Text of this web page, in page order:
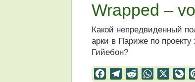
Wrapped –
Какой непредвиденный
арки в Париже по
Гийебон?
FacebookTelegramRedditWhatsApp